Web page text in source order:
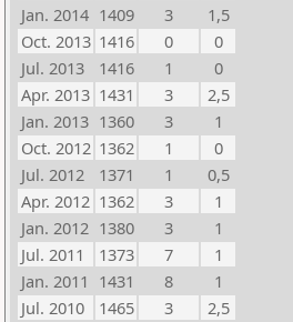
Jan. 2014 1409 3
1,5
Oct. 2013 1416 0
0
Jul. 2013
1416 1
0
Apr. 2013 1431 3
2,5
Jan. 2013 1360 3
1
Oct. 2012 1362 1
0
Jul. 2012
1371 1
0,5
Apr. 2012 1362 3
1
Jan. 2012 1380 3
1
Jul. 2011
1373 7
1
Jan. 2011 1431 8
1
Jul. 2010
1465 3
2,5